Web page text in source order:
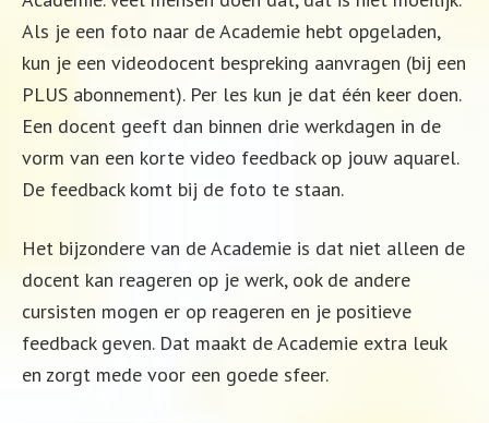
Als je een foto naar de Academie hebt opgeladen,
kun je een videodocent bespreking aanvragen (bij een
PLUS abonnement). Per les kun je dat één keer doen.
Een docent geeft dan binnen drie werkdagen in de
vorm van een korte video feedback op jouw aquarel.
De feedback komt bij de foto te staan.
Het bijzondere van de Academie is dat niet alleen de
docent kan reageren op je werk, ook de andere
cursisten mogen er op reageren en je positieve
feedback geven. Dat maakt de Academie extra leuk
en zorgt mede voor een goede sfeer.